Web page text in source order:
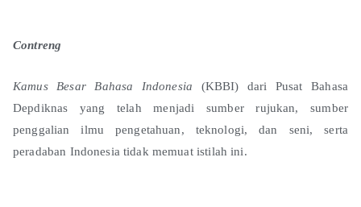
Contreng
Kamus Besar Bahasa Indonesia (KBBI) dari Pusat Bahasa
Depdiknas yang telah menjadi sumber rujukan, sumber
penggalian ilmu pengetahuan, teknologi, dan seni, serta
peradaban Indonesia tidak memuat istilah ini.